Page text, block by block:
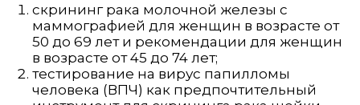
скрининг рака молочной железы с
маммографией для женщин в возрасте от
50 до 69 лет и рекомендации для женщин
в возрасте от 45 до 74 лет;
тестирование на вирус папилломы
человека (ВПЧ) как предпочтительный